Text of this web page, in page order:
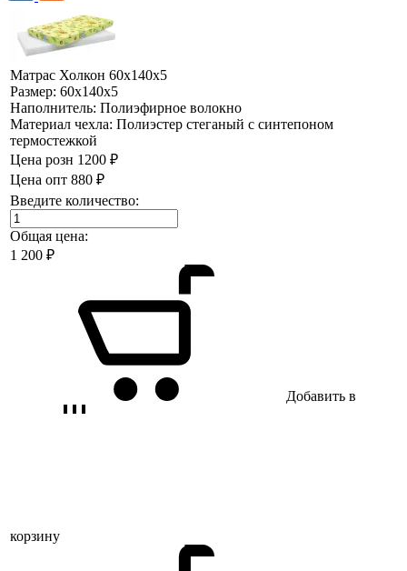
Матрас Холкон 60х140х5
Размер: 60х140х5
Наполнитель: Полиэфирное волокно
Материал чехла: Полиэстер стеганый с синтепоном
термостежкой
Цена розн 1200 ₽
Цена опт 880 ₽
Введите количество:
Общая цена:
1 200 ₽
Добавить в
корзину